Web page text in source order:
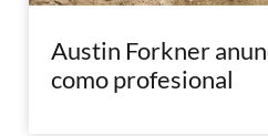
Austin Forkner
como profesional